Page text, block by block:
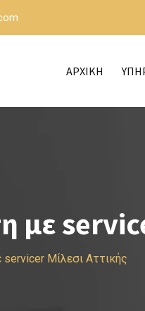
ΑΡΧΙΚΗ
με
Μίλεσι Αττικής